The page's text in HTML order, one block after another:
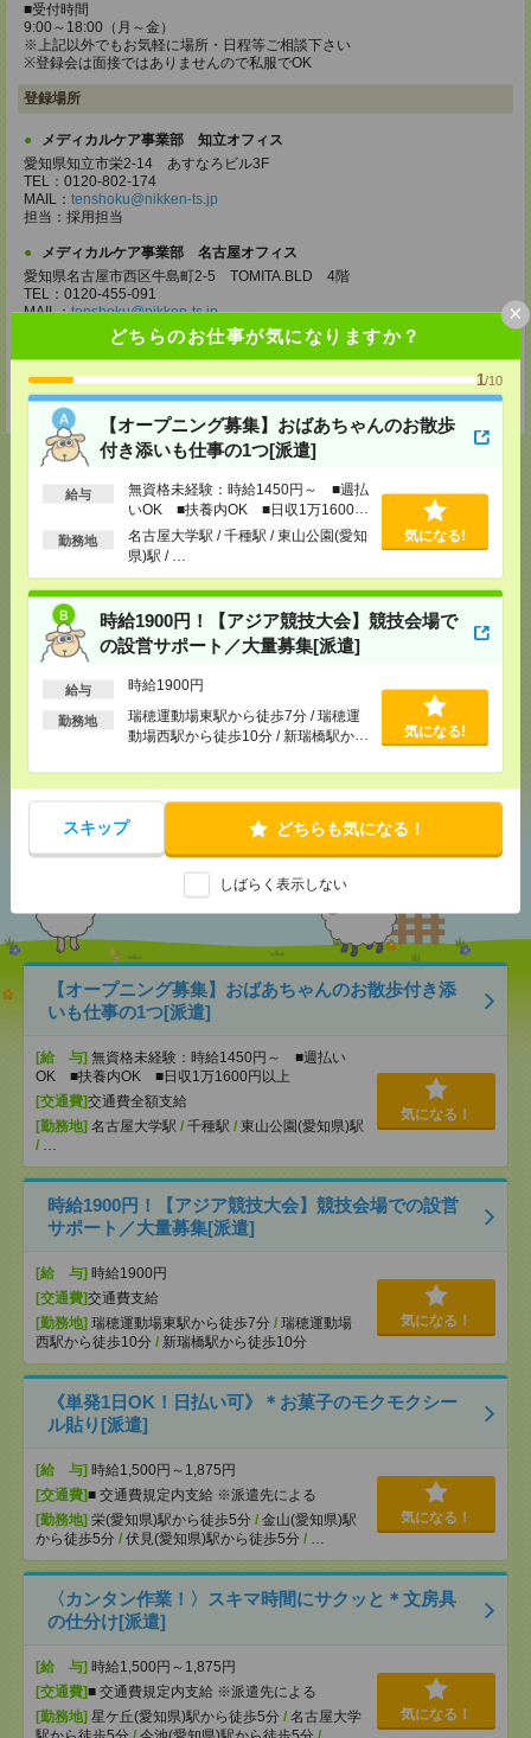
どちらのお仕事が気になりますか？
1/10
【オープニング募集】おばあちゃんのお散歩
付き添いも仕事の1つ[派遣]
給与
無資格未経験：時給1450円～ ■週払
いOK ■扶養内OK ■日収1万1600円
以上
勤務地
名古屋大学駅 / 千種駅 / 東山公園(愛知
県)駅 / …
気になる!
時給1900円！【アジア競技大会】競技会場で
の設営サポート／大量募集[派遣]
給与 時給1900円
勤務地
瑞穂運動場東駅から徒歩7分 / 瑞穂運
動場西駅から徒歩10分 / 新瑞橋駅から
気になる!
スキップ どちらも気になる！
しばらく表示しない
×
■受付時間
9:00～18:00（月～金）
※上記以外でもお気軽に場所・日程等ご相談下さい
※登録会は面接ではありませんので私服でOK
登録場所
メディカルケア事業部 知立オフィス
愛知県知立市栄2-14 あすなろビル3F
TEL：0120-802-174
MAIL： tenshoku@nikken-ts.jp
担当：採用担当
メディカルケア事業部 名古屋オフィス
愛知県名古屋市西区牛島町2-5 TOMITA.BLD 4階
TEL：0120-455-091
MAIL：tenshoku@nikken-ts.jp
担当：採用担当
登録交通費
★今ならご来社登録でQUOカード2000円分をプレゼント中★
応募ページへ
気になる！ 電話応募
メールで送る LINEで送る
シェア ツイート ブックマーク
あなたの閲覧履歴からの
おすすめ
【オープニング募集】おばあちゃんのお散歩付き添
いも仕事の1つ[派遣]
[給 与] 無資格未経験：時給1450円～ ■週払い
OK ■扶養内OK ■日収1万1600円以上
[交通費]交通費全額支給
[勤務地] 名古屋大学駅 / 千種駅 / 東山公園(愛知県)駅
/ …
気になる！
時給1900円！【アジア競技大会】競技会場での設営
サポート／大量募集[派遣]
[給 与] 時給1900円
[交通費]交通費支給
[勤務地] 瑞穂運動場東駅から徒歩7分 / 瑞穂運動場
西駅から徒歩10分 / 新瑞橋駅から徒歩10分
気になる！
《単発1日OK！日払い可》＊お菓子のモクモクシー
ル貼り[派遣]
[給 与] 時給1,500円～1,875円
[交通費]■ 交通費規定内支給 ※派遣先による
[勤務地] 栄(愛知県)駅から徒歩5分 / 金山(愛知県)駅
から徒歩5分 / 伏見(愛知県)駅から徒歩5分 / …
気になる！
〈カンタン作業！〉スキマ時間にサクッと＊文房具
の仕分け[派遣]
[給 与] 時給1,500円～1,875円
[交通費]■ 交通費規定内支給 ※派遣先による
[勤務地] 星ケ丘(愛知県)駅から徒歩5分 / 名古屋大学
気になる！